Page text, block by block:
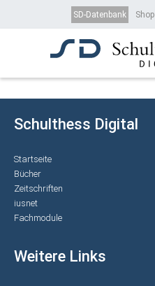
Direkt zum Inhalt
Top Menu
SD-Datenbank Shop
Schulthess Digital
Startseite
Bücher
Zeitschriften
iusnet
Fachmodule
Weitere Links